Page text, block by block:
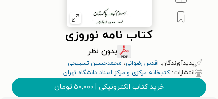
کتاب نامه نوروزی
بدون نظر
پدیدآورندگان: اقدس رضوانی، محمدحسین تسبیحی
انتشارات:کتابخانه مرکزی و مرکز اسناد دانشگاه تهران
خرید کتاب الکترونیکی | ۵۰,۰۰۰ تومان